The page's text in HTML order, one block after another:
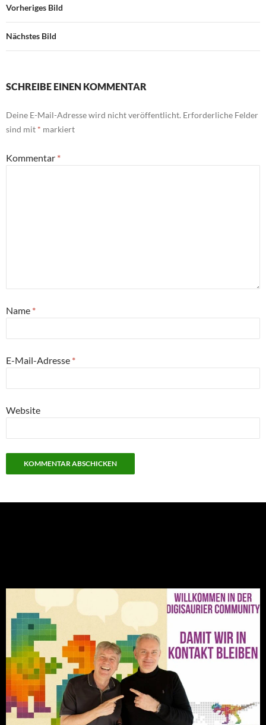
Vorheriges Bild
Nächstes Bild
SCHREIBE EINEN KOMMENTAR
Deine E-Mail-Adresse wird nicht veröffentlicht. Erforderliche Felder
sind mit * markiert
Kommentar *
Name *
E-Mail-Adresse *
Website